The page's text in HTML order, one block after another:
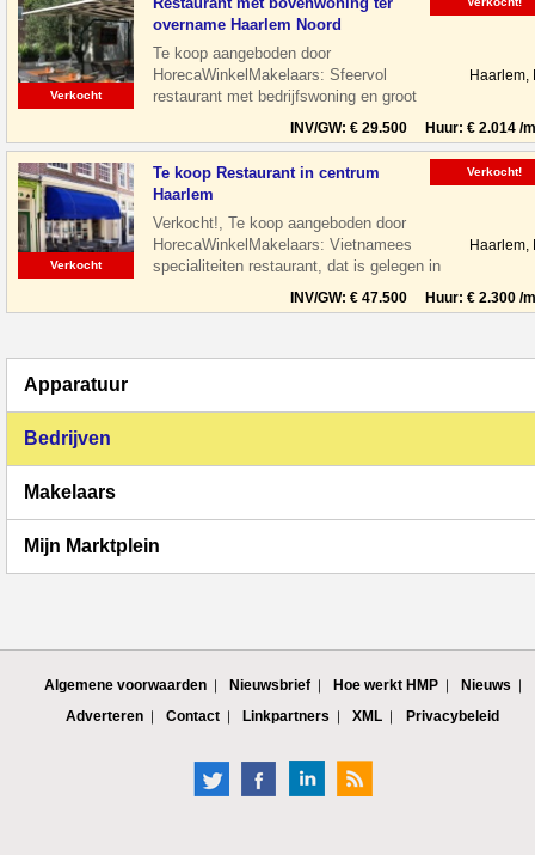
Verkocht
overname Haarlem Noord
Te koop aangeboden door
HorecaWinkelMakelaars: Sfeervol
restaurant met bedrijfswoning en groot
terras gelegen aan de Floresstraat in
Haarlem Noord. De
Haarlem,
INV/GW: € 29.500 Huur: € 2.014 /
Verkocht
Te koop Restaurant in centrum
Haarlem
Verkocht!, Te koop aangeboden door
HorecaWinkelMakelaars: Vietnamees
specialiteiten restaurant, dat is gelegen in
de leukste winkelstraat van Haarlem,
Haarlem,
INV/GW: € 47.500 Huur: € 2.300 /
Verkocht!
Apparatuur
Bedrijven
Makelaars
Mijn Marktplein
Algemene voorwaarden Nieuwsbrief Hoe werkt HMP
Nieuws
Adverteren
Contact Linkpartners XML Privacybeleid